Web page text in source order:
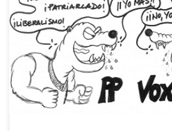
Existen, al menos, 7 diferencias entre
partidos; para facilitar el pasatiempo,
complicado, busque algo que les
que sea, de verdad. Si lo ve imposible,
similitudes, a ver si hay más suerte.